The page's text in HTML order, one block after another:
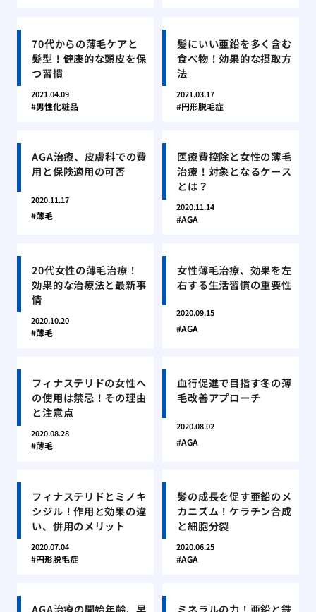
70代からの薄毛ケアと
髪型！健康的な頭皮を保
つ習慣
2021.04.09
男性化粧品
髪にいい亜鉛を多く含む
食べ物！効果的な摂取方
法
2021.03.17
円形脱毛症
AGA治療、皮膚科での費
用と保険適用の可否
2020.11.17
薄毛
医療費控除と女性の薄毛
治療！対象となるケース
とは？
2020.11.14
AGA
20代女性の薄毛治療！
効果的な治療法と最新事
情
2020.10.20
薄毛
女性薄毛治療、効果を左
右する生活習慣の重要性
2020.09.15
AGA
フィナステリドの女性へ
の使用は禁忌！その理由
と注意点
2020.08.28
薄毛
血行促進で目指す冬の薄
毛改善アプローチ
2020.08.02
AGA
フィナステリドとミノキ
シジル！作用と効果の違
い、併用のメリット
2020.07.04
円形脱毛症
髪の成長を促す亜鉛のメ
カニズム！ケラチン合成
と細胞分裂
2020.06.25
AGA
AGA治療の開始年齢、早 ミネラルの力！亜鉛と鉄